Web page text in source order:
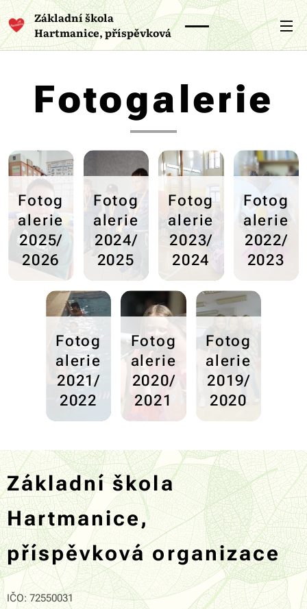
Základní škola
Hartmanice, příspěvková
organizace
Fotogalerie
Fotog
alerie
2025/
2026
Fotog
alerie
2024/
2025
Fotog
alerie
2023/
2024
Fotog
alerie
2022/
2023
Fotog
alerie
2021/
2022
Fotog
alerie
2020/
2021
Fotog
alerie
2019/
2020
Základní škola
Hartmanice,
příspěvková organizace
IČO: 72550031